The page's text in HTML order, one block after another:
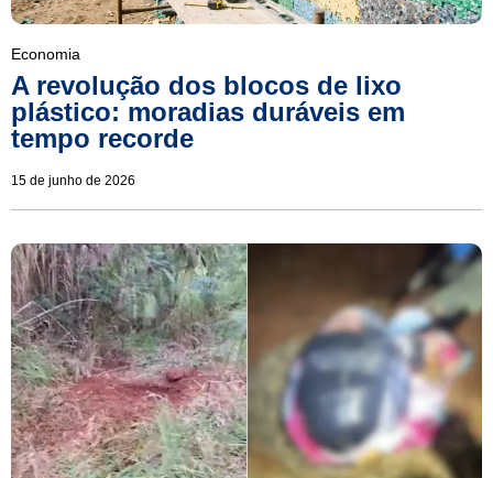
Economia
A revolução dos blocos de lixo
plástico: moradias duráveis em
tempo recorde
15 de junho de 2026